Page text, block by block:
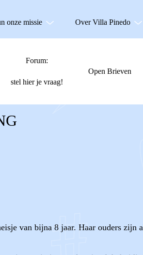
onze missie Over Villa Pinedo
Forum:
stel hier je vraag!
Open Brieven
van bijna 8 jaar. Haar ouders zijn